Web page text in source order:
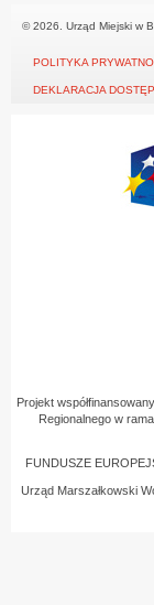
© 2026. Urząd Miejski w
POLITYKA
DEKLARACJA
Projekt
Regionalnego w
FUNDUSZE
Urząd Marszałkowski